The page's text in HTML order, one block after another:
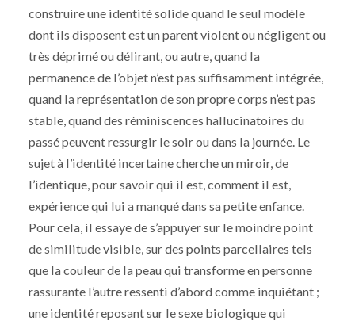
construire une identité solide quand le seul modèle
dont ils disposent est un parent violent ou négligent ou
très déprimé ou délirant, ou autre, quand la
permanence de l’objet n’est pas suffisamment intégrée,
quand la représentation de son propre corps n’est pas
stable, quand des réminiscences hallucinatoires du
passé peuvent ressurgir le soir ou dans la journée. Le
sujet à l’identité incertaine cherche un miroir, de
l’identique, pour savoir qui il est, comment il est,
expérience qui lui a manqué dans sa petite enfance.
Pour cela, il essaye de s’appuyer sur le moindre point
de similitude visible, sur des points parcellaires tels
que la couleur de la peau qui transforme en personne
rassurante l’autre ressenti d’abord comme inquiétant ;
une identité reposant sur le sexe biologique qui